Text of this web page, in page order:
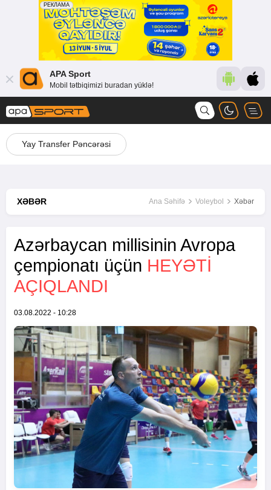
APA Sport
Mobil tətbiqimizi buradan yüklə!
Yay Transfer Pəncərəsi
XƏBƏR Ana Səhifə Voleybol Xəbər
Azərbaycan millisinin Avropa
çempionatı üçün HEYƏTI
AÇIQLANDI
03.08.2022 - 10:28